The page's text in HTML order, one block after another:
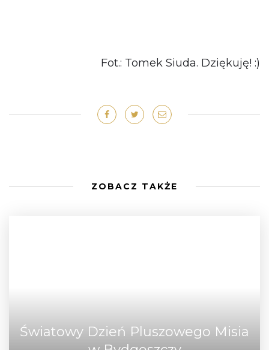
Fot.: Tomek Siuda. Dziękuję! :)
ZOBACZ TAKŻE
Światowy Dzień Pluszowego Misia